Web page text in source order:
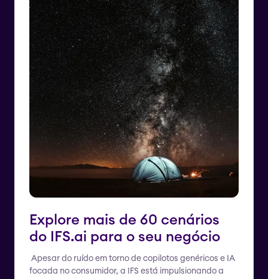
Explore mais de 60 cenários
do IFS.ai para o seu negócio
Apesar do ruído em torno de copilotos genéricos e IA
focada no consumidor, a IFS está impulsionando a